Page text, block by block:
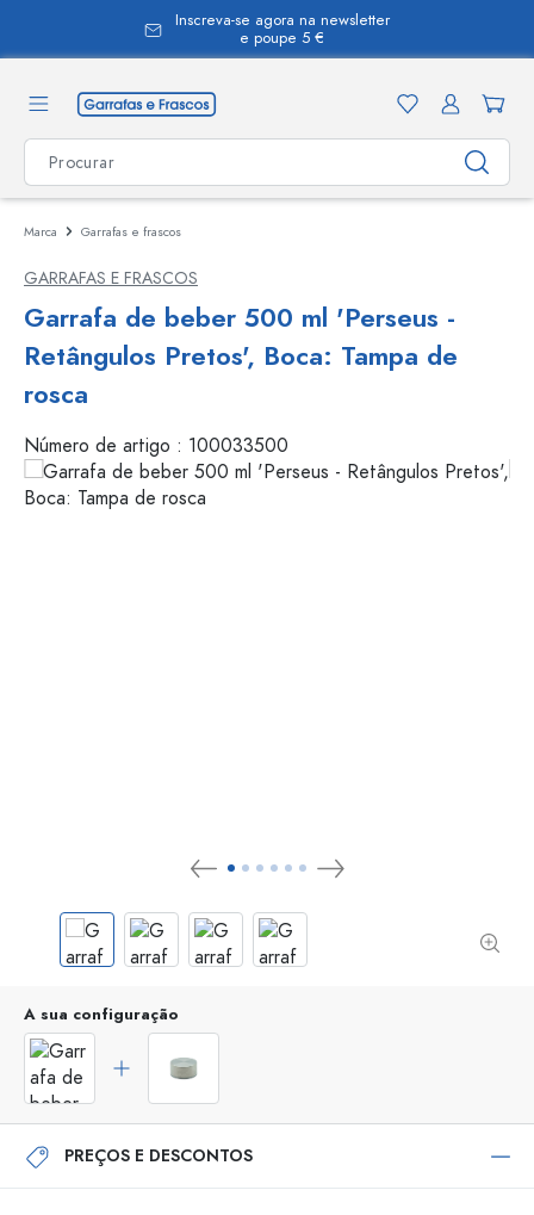
Inscreva-se agora na newsletter
e poupe 5 €
Marca Garrafas e frascos
GARRAFAS E FRASCOS
Garrafa de beber 500 ml 'Perseus -
Retângulos Pretos', Boca: Tampa de
rosca
Número de artigo : 100033500
A sua configuração
PREÇOS E DESCONTOS